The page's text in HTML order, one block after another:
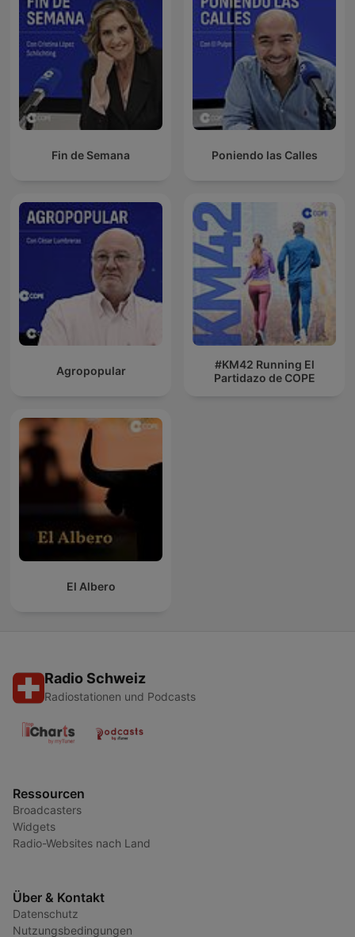
Fin de Semana Poniendo las Calles
Agropopular
#KM42 Running El
Partidazo de COPE
El Albero
Radio Schweiz
Radiostationen und Podcasts
Ressourcen
Broadcasters
Widgets
Radio-Websites nach Land
Über & Kontakt
Datenschutz
Nutzungsbedingungen